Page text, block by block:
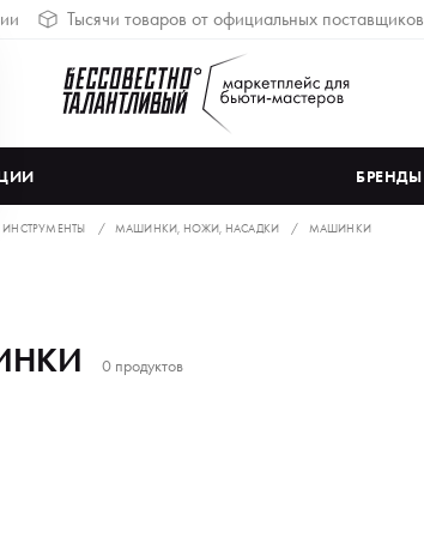
Тысячи товаров от официальных поставщиков
БРЕНДЫ
ИНСТРУМЕНТЫ МАШИНКИ, НОЖИ, НАСАДКИ МАШИНКИ
0 продуктов